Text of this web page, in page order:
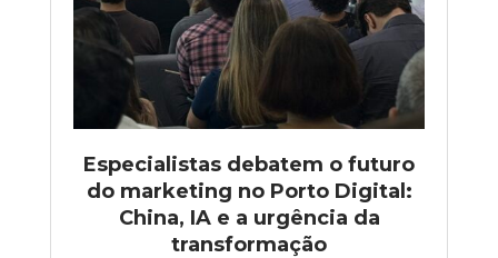
Especialistas debatem o futuro
do marketing no Porto Digital:
China, IA e a urgência da
transformação